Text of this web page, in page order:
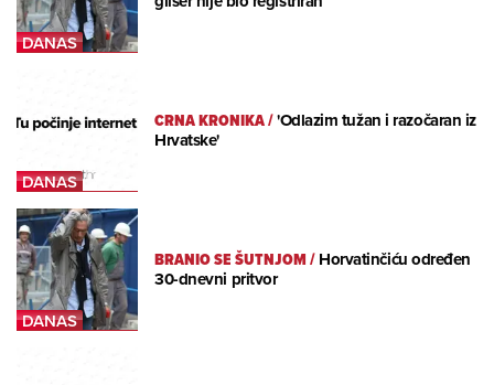
CRNA KRONIKA/'Odlazim tužan i razočaran iz
Hrvatske'
BRANIO SE ŠUTNJOM/Horvatinčiću određen
30-dnevni pritvor